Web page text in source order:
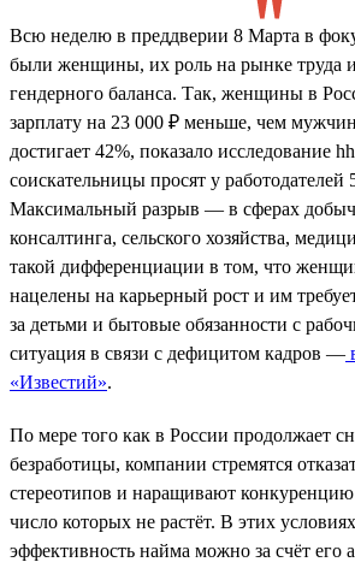
Всю неделю в преддверии 8 Марта в
были женщины, их роль на рынке труда
гендерного баланса. Так, женщины в
зарплату на 23 000 ₽ меньше, чем
достигает 42%, показало исследование
соискательницы просят у работодателей
Максимальный разрыв — в сферах
консалтинга, сельского хозяйства,
такой дифференциации в том, что
нацелены на карьерный рост и им
за детьми и бытовые обязанности с
ситуация в связи с дефицитом кадров —
«Известий».
По мере того как в России продолжает
безработицы, компании стремятся
стереотипов и наращивают конкуренцию
число которых не растёт. В этих
эффективность найма можно за счёт его